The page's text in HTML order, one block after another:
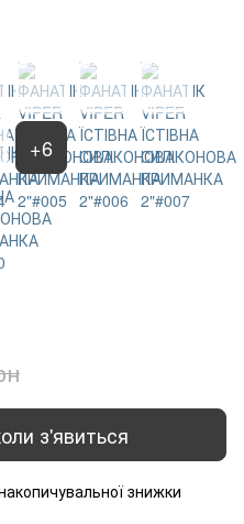
+6
з'явиться
знижки